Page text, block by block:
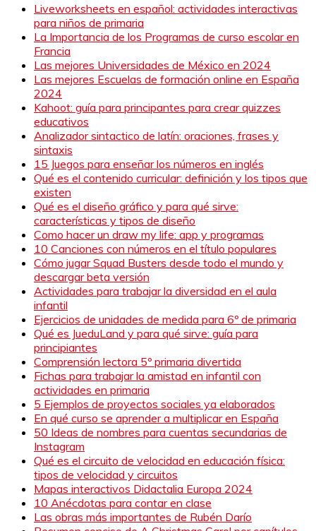
Liveworksheets en español: actividades interactivas
para niños de primaria
La Importancia de los Programas de curso escolar en
Francia
Las mejores Universidades de México en 2024
Las mejores Escuelas de formación online en España
2024
Kahoot: guía para principantes para crear quizzes
educativos
Analizador sintactico de latín: oraciones, frases y
sintaxis
15 Juegos para enseñar los números en inglés
Qué es el contenido curricular: definición y los tipos que
existen
Qué es el diseño gráfico y para qué sirve:
características y tipos de diseño
Como hacer un draw my life: app y programas
10 Canciones con números en el título populares
Cómo jugar Squad Busters desde todo el mundo y
descargar beta versión
Actividades para trabajar la diversidad en el aula
infantil
Ejercicios de unidades de medida para 6º de primaria
Qué es JueduLand y para qué sirve: guía para
principiantes
Comprensión lectora 5º primaria divertida
Fichas para trabajar la amistad en infantil con
actividades en primaria
5 Ejemplos de proyectos sociales ya elaborados
En qué curso se aprender a multiplicar en España
50 Ideas de nombres para cuentas secundarias de
Instagram
Qué es el circuito de velocidad en educación física:
tipos de velocidad y circuitos
Mapas interactivos Didactalia Europa 2024
10 Anécdotas para contar en clase
Las obras más importantes de Rubén Darío